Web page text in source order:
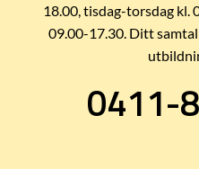
18.00, tisdag-torsdag kl.
09.00-17.30. Ditt
0411-